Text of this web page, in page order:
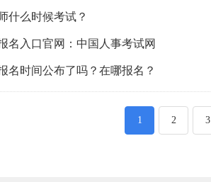
什么时候考试？
名入口官网：中国人事考试网
名时间公布了吗？在哪报名？
1 2 3